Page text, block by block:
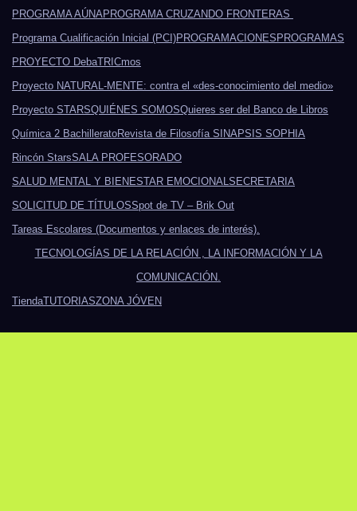
PROGRAMA AÚNA PROGRAMA CRUZANDO FRONTERAS
Programa Cualificación Inicial (PCI)PROGRAMACIONES PROGRAMAS
PROYECTO DebaTRICmos
Proyecto NATURAL-MENTE: contra el «des-conocimiento del medio»
Proyecto STARSQUIÉNES SOMOSQuieres ser del Banco de Libros
Química 2 BachilleratoRevista de Filosofía SINAPSIS SOPHIA
Rincón StarsSALA PROFESORADO
SALUD MENTAL Y BIENESTAR EMOCIONAL SECRETARIA
SOLICITUD DE TÍTULOSSpot de TV – Brik Out
Tareas Escolares (Documentos y enlaces de interés).
TECNOLOGÍAS DE LA RELACIÓN , LA INFORMACIÓN Y LA
COMUNICACIÓN.
TiendaTUTORIASZONA JÓVEN